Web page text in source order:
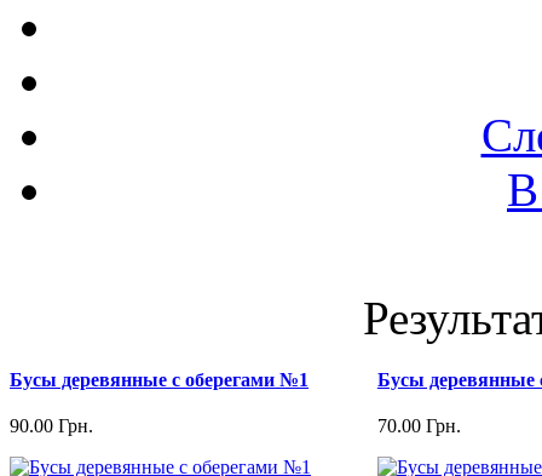
Бусы деревянные с оберегами №1
90.00 Грн.
Бусы деревянные
70.00 Грн.